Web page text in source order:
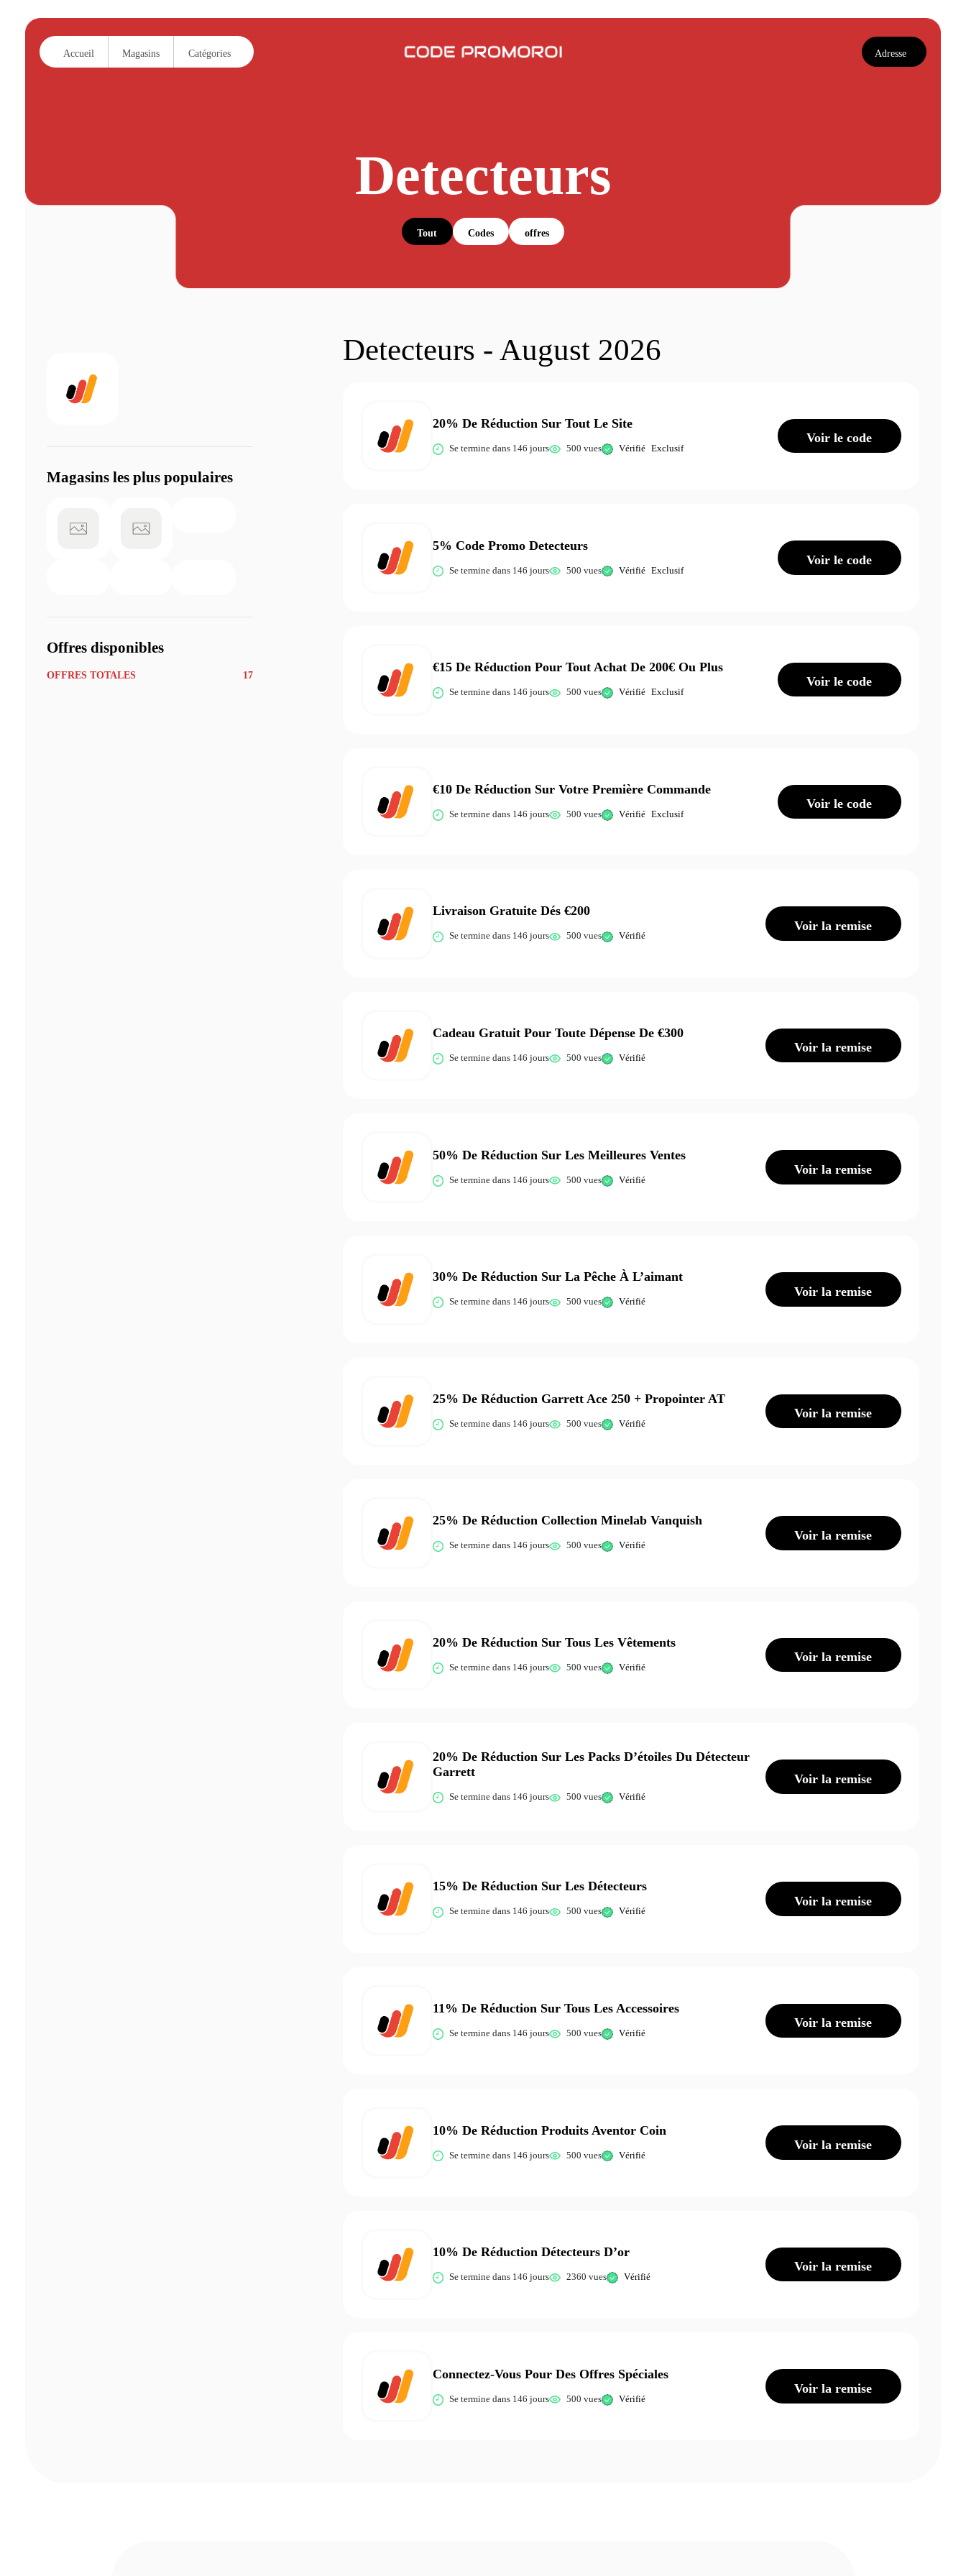
Accueil Magasins Catégories Adresse
Detecteurs
Tout Codes offres
Detecteurs - August 2026
20% De Réduction Sur Tout Le Site
Se termine dans 146 jours 500 vues Vérifié Exclusif
Voir le code
5% Code Promo Detecteurs
Se termine dans 146 jours 500 vues Vérifié Exclusif
Voir le code
€15 De Réduction Pour Tout Achat De 200€ Ou Plus
Se termine dans 146 jours 500 vues Vérifié Exclusif
Voir le code
€10 De Réduction Sur Votre Première Commande
Se termine dans 146 jours 500 vues Vérifié Exclusif
Voir le code
Livraison Gratuite Dés €200
Se termine dans 146 jours 500 vues Vérifié
Voir la remise
Cadeau Gratuit Pour Toute Dépense De €300
Se termine dans 146 jours 500 vues Vérifié
Voir la remise
50% De Réduction Sur Les Meilleures Ventes
Se termine dans 146 jours 500 vues Vérifié
Voir la remise
30% De Réduction Sur La Pêche À L’aimant
Se termine dans 146 jours 500 vues Vérifié
Voir la remise
25% De Réduction Garrett Ace 250 + Propointer AT
Se termine dans 146 jours 500 vues Vérifié
Voir la remise
25% De Réduction Collection Minelab Vanquish
Se termine dans 146 jours 500 vues Vérifié
Voir la remise
20% De Réduction Sur Tous Les Vêtements
Se termine dans 146 jours 500 vues Vérifié
Voir la remise
20% De Réduction Sur Les Packs D’étoiles Du Détecteur
Garrett
Se termine dans 146 jours 500 vues Vérifié
Voir la remise
15% De Réduction Sur Les Détecteurs
Se termine dans 146 jours 500 vues Vérifié
Voir la remise
11% De Réduction Sur Tous Les Accessoires
Se termine dans 146 jours 500 vues Vérifié
Voir la remise
10% De Réduction Produits Aventor Coin
Se termine dans 146 jours 500 vues Vérifié
Voir la remise
10% De Réduction Détecteurs D’or
Se termine dans 146 jours 2360 vues Vérifié
Voir la remise
Connectez-Vous Pour Des Offres Spéciales
Se termine dans 146 jours 500 vues Vérifié
Voir la remise
Magasins les plus populaires
Offres disponibles
OFFRES TOTALES 17